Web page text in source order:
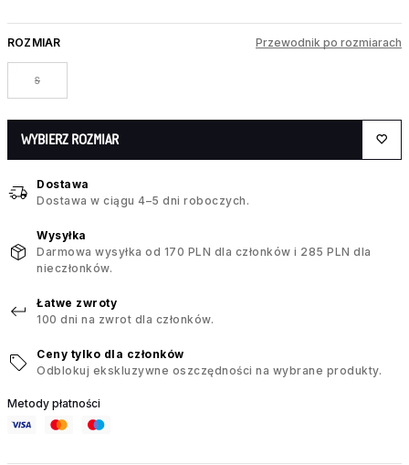
ROZMIAR Przewodnik po rozmiarach
S
WYBIERZ ROZMIAR
Dostawa
Dostawa w ciągu 4–5 dni roboczych.
Wysyłka
Darmowa wysyłka od 170 PLN dla członków i 285 PLN dla
nieczłonków.
Łatwe zwroty
100 dni na zwrot dla członków.
Ceny tylko dla członków
Odblokuj ekskluzywne oszczędności na wybrane produkty.
Metody płatności